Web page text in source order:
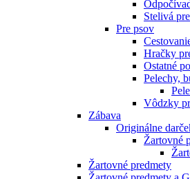
Stelivá
Pre psov
Hračky
Ostatné
Pelechy,
Vôdzky
Zábava
Originálne
Žartovné
Žartovné predmety